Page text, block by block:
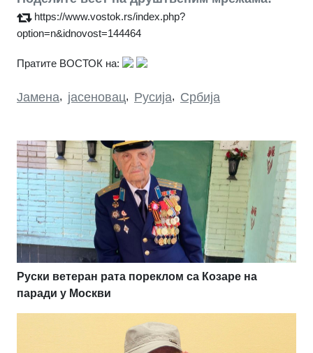
https://www.vostok.rs/index.php?
option=n&idnovost=144464
Пратите ВОСТОК на:
Јамена, јасеновац, Русија, Србија
Руски ветеран рата пореклом са Козаре на
паради у Москви